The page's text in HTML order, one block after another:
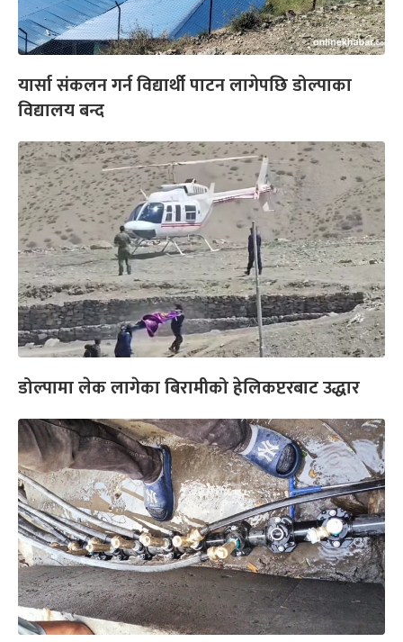
यार्सा संकलन गर्न विद्यार्थी पाटन लागेपछि डोल्पाका
विद्यालय बन्द
डोल्पामा लेक लागेका बिरामीको हेलिकप्टरबाट उद्धार